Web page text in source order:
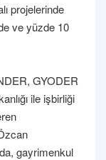
projelerinde
ve yüzde 10
GYODER
ile işbirliği
gayrimenkul